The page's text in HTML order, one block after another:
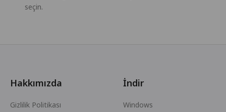
seçin.
Hakkımızda
Gizlilik Politikası
İndir
Windows